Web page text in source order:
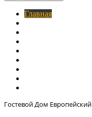
Главная
Гостевой Дом Европейский